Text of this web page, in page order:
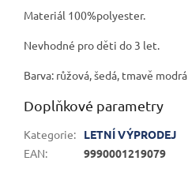
Materiál 100%polyester.
Nevhodné pro děti do 3 let.
Barva: růžová, šedá, tmavě modrá
Doplňkové parametry
Kategorie:
LETNÍ VÝPRODEJ
EAN: 9990001219079